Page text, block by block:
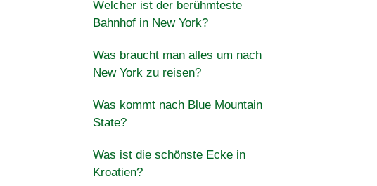
Welcher ist der berühmteste
Bahnhof in New York?
Was braucht man alles um nach
New York zu reisen?
Was kommt nach Blue Mountain
State?
Was ist die schönste Ecke in
Kroatien?